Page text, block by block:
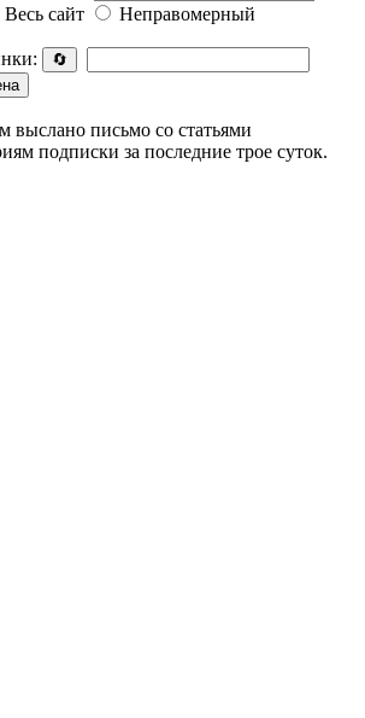
Весь сайт
Неправомерный
🔄
выслано письмо со статьями
подписки за последние трое суток.